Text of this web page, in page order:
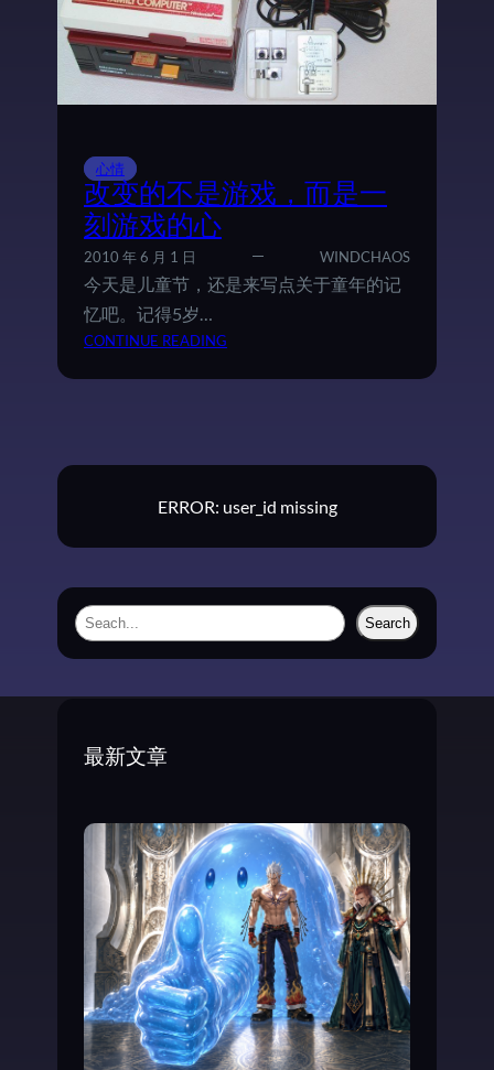
心情
改变的不是游戏，而是一
刻游戏的心
2010 年 6 月 1 日 WINDCHAOS
今天是儿童节，还是来写点关于童年的记
忆吧。记得5岁…
CONTINUE READING
戏
一
ERROR: user_id missing
S
Search
最新文章